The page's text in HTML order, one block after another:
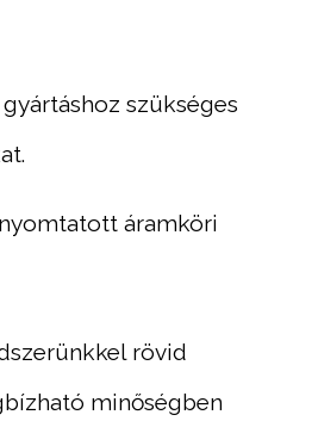
gyártáshoz szükséges
áramköri
rövid
minőségben